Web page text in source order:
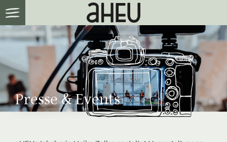
Presse & Events